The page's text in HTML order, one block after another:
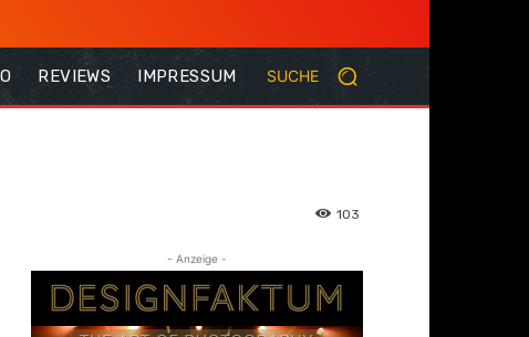
REVIEWS IMPRESSUM SUCHE
103
- Anzeige -